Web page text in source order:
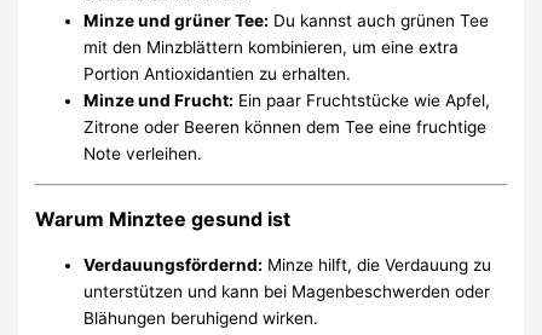
Minze und grüner Tee: Du kannst auch grünen Tee
mit den Minzblättern kombinieren, um eine extra
Portion Antioxidantien zu erhalten.
Minze und Frucht: Ein paar Fruchtstücke wie Apfel,
Zitrone oder Beeren können dem Tee eine fruchtige
Note verleihen.
Warum Minztee gesund ist
Verdauungsfördernd: Minze hilft, die Verdauung zu
unterstützen und kann bei Magenbeschwerden oder
Blähungen beruhigend wirken.